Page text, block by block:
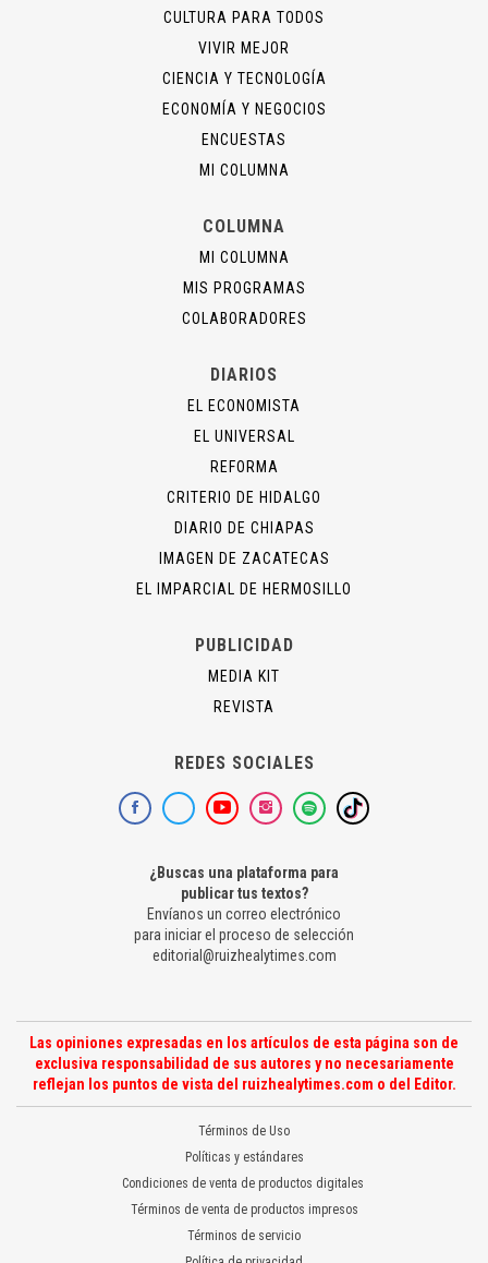
CULTURA PARA TODOS
VIVIR MEJOR
CIENCIA Y TECNOLOGÍA
ECONOMÍA Y NEGOCIOS
ENCUESTAS
MI COLUMNA
COLUMNA
MI COLUMNA
MIS PROGRAMAS
COLABORADORES
DIARIOS
EL ECONOMISTA
EL UNIVERSAL
REFORMA
CRITERIO DE HIDALGO
DIARIO DE CHIAPAS
IMAGEN DE ZACATECAS
EL IMPARCIAL DE HERMOSILLO
PUBLICIDAD
MEDIA KIT
REVISTA
REDES SOCIALES
¿Buscas una plataforma para
publicar tus textos?
Envíanos un correo electrónico
para iniciar el proceso de selección
editorial@ruizhealytimes.com
Las opiniones expresadas en los artículos de esta página son de
exclusiva responsabilidad de sus autores y no necesariamente
reflejan los puntos de vista del ruizhealytimes.com o del Editor.
Términos de Uso
Políticas y estándares
Condiciones de venta de productos digitales
Términos de venta de productos impresos
Términos de servicio